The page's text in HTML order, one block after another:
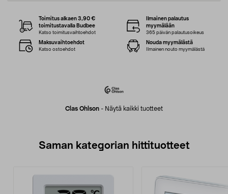
Clas Ohlson - Näytä kaikki tuotteet
Toimitus alkaen 3,90 €
toimitustavalla Budbee
Katso toimitusvaihtoehdot
Ilmainen palautus
myymälään
365 päivän palautusoikeus
Maksuvaihtoehdot
Katso ostoehdot
Nouda myymälästä
Ilmainen nouto myymälästä
Saman kategorian hittituotteet